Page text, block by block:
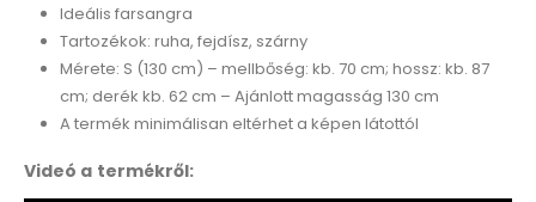
Ideális farsangra
Tartozékok: ruha, fejdísz, szárny
Mérete: S (130 cm) – mellbőség: kb. 70 cm; hossz: kb. 87
cm; derék kb. 62 cm – Ajánlott magasság 130 cm
A termék minimálisan eltérhet a képen látottól
Videó a termékről: